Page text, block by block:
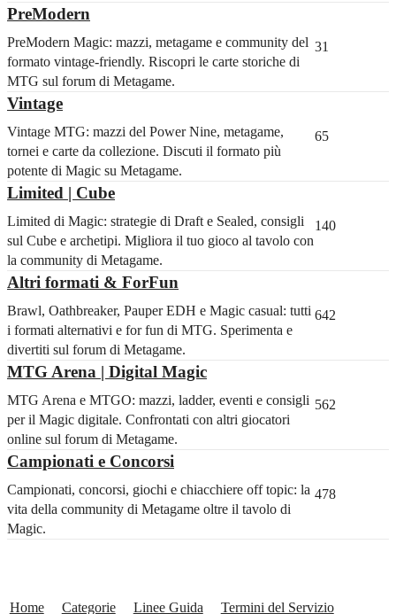
PreModern
PreModern Magic: mazzi, metagame e community del
formato vintage-friendly. Riscopri le carte storiche di
MTG sul forum di Metagame.
31
Vintage
Vintage MTG: mazzi del Power Nine, metagame,
tornei e carte da collezione. Discuti il formato più
potente di Magic su Metagame.
65
Limited | Cube
Limited di Magic: strategie di Draft e Sealed, consigli
sul Cube e archetipi. Migliora il tuo gioco al tavolo con
la community di Metagame.
140
Altri formati & ForFun
Brawl, Oathbreaker, Pauper EDH e Magic casual: tutti
i formati alternativi e for fun di MTG. Sperimenta e
divertiti sul forum di Metagame.
642
MTG Arena | Digital Magic
MTG Arena e MTGO: mazzi, ladder, eventi e consigli
per il Magic digitale. Confrontati con altri giocatori
online sul forum di Metagame.
562
Campionati e Concorsi
Campionati, concorsi, giochi e chiacchiere off topic: la
vita della community di Metagame oltre il tavolo di
Magic.
478
Home Categorie Linee Guida Termini del Servizio